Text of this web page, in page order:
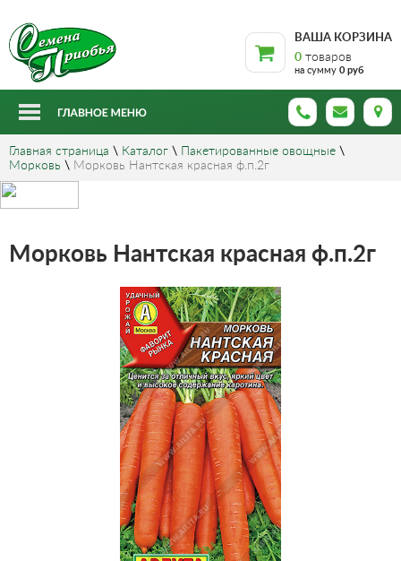
ВАША КОРЗИНА
0 товаров
на сумму 0 руб
Главная страница \ Каталог \ Пакетированные овощные \
Морковь \ Морковь Нантская красная ф.п.2г
Морковь Нантская красная ф.п.2г